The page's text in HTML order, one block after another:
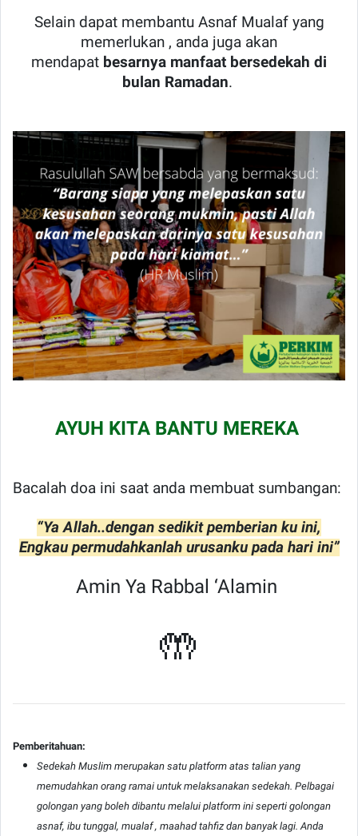
Selain dapat membantu Asnaf Mualaf yang
memerlukan , anda juga akan
mendapat besarnya manfaat bersedekah di
bulan Ramadan.
AYUH KITA BANTU MEREKA
Bacalah doa ini saat anda membuat sumbangan:
“Ya Allah..dengan sedikit pemberian ku ini,
Engkau permudahkanlah urusanku pada hari ini”
Amin Ya Rabbal ‘Alamin
🤲
Pemberitahuan:
Sedekah Muslim merupakan satu platform atas talian yang
memudahkan orang ramai untuk melaksanakan sedekah. Pelbagai
golongan yang boleh dibantu melalui platform ini seperti golongan
asnaf, ibu tunggal, mualaf , maahad tahfiz dan banyak lagi. Anda